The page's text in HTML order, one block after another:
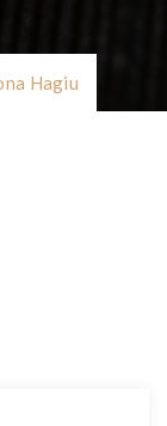
Hagiu